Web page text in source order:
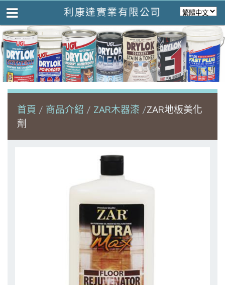
利康達實業有限公司
首頁 商品介紹 ZAR木器漆
ZAR地板美化
劑